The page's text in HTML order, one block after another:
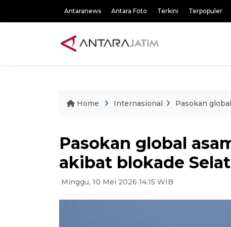
Antaranews Antara Foto Terkini Terpopuler
Home Internasional Pasokan
Pasokan global
akibat blokade
Minggu, 10 Mei 2026 14:15 WIB